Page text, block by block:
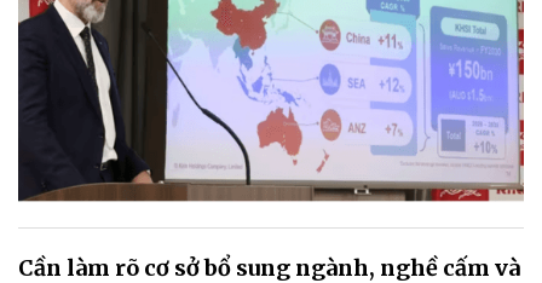
Cần làm rõ cơ sở bổ sung ngành, nghề cấm và